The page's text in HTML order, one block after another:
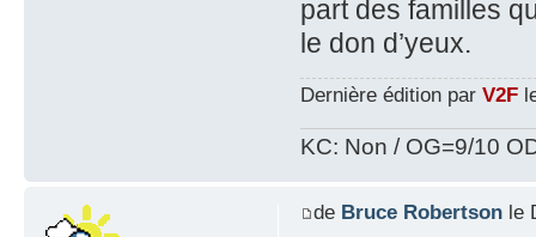
part des familles
le don d’yeux.
Dernière édition par V2F
KC: Non / OG=9/10
de Bruce Robertsonle